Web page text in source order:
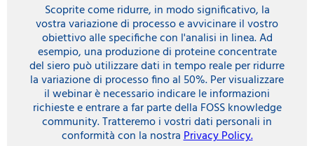
Scoprite come ridurre, in modo significativo, la
vostra variazione di processo e avvicinare il vostro
obiettivo alle specifiche con l'analisi in linea. Ad
esempio, una produzione di proteine concentrate
del siero può utilizzare dati in tempo reale per ridurre
la variazione di processo fino al 50%. Per visualizzare
il webinar è necessario indicare le informazioni
richieste e entrare a far parte della FOSS knowledge
community. Tratteremo i vostri dati personali in
conformità con la nostraPrivacy Policy.